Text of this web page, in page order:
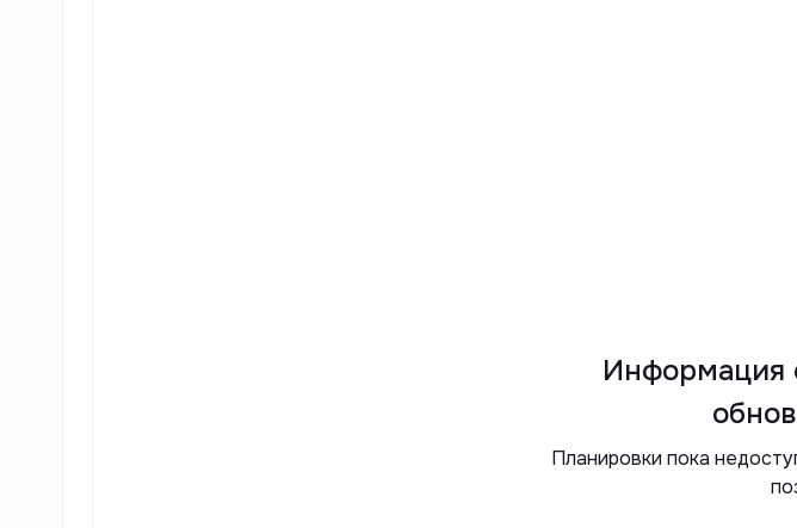
Информация
Планировки пока